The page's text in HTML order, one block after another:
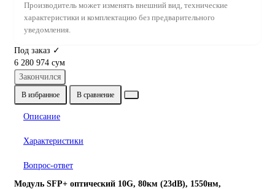
Производитель может изменять внешний вид, технические
характеристики и комплектацию без предварительного
уведомления.
Под заказ ✓
6 280 974 сум
Закончился
В избранное В сравнение
Описание
Характеристики
Вопрос-ответ
Модуль SFP+ оптический 10G, 80км (23dB), 1550нм,